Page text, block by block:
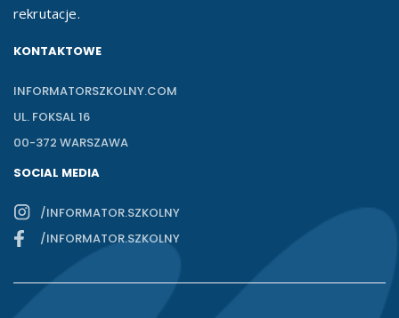
rekrutacje.
KONTAKTOWE
INFORMATORSZKOLNY.COM
UL. FOKSAL 16
00-372 WARSZAWA
SOCIAL MEDIA
/INFORMATOR.SZKOLNY
/INFORMATOR.SZKOLNY